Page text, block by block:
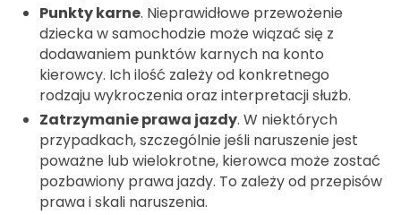
Punkty karne. Nieprawidłowe przewożenie
dziecka w samochodzie może wiązać się z
dodawaniem punktów karnych na konto
kierowcy. Ich ilość zależy od konkretnego
rodzaju wykroczenia oraz interpretacji służb.
Zatrzymanie prawa jazdy. W niektórych
przypadkach, szczególnie jeśli naruszenie jest
poważne lub wielokrotne, kierowca może zostać
pozbawiony prawa jazdy. To zależy od przepisów
prawa i skali naruszenia.